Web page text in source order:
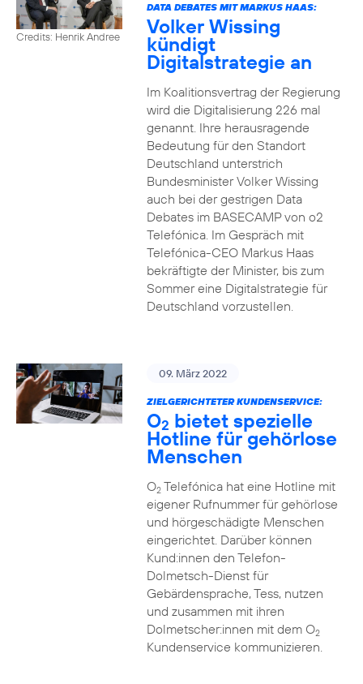
Credits: Henrik Andree
DATA DEBATES MIT MARKUS HAAS:
Volker Wissing
kündigt
Digitalstrategie an
Im Koalitionsvertrag der Regierung
wird die Digitalisierung 226 mal
genannt. Ihre herausragende
Bedeutung für den Standort
Deutschland unterstrich
Bundesminister Volker Wissing
auch bei der gestrigen Data
Debates im BASECAMP von o2
Telefónica. Im Gespräch mit
Telefónica-CEO Markus Haas
bekräftigte der Minister, bis zum
Sommer eine Digitalstrategie für
Deutschland vorzustellen.
09. März 2022
ZIELGERICHTETER KUNDENSERVICE:
O2 bietet spezielle
Hotline für gehörlose
Menschen
O2Telefónica hat eine Hotline mit
eigener Rufnummer für gehörlose
und hörgeschädigte Menschen
eingerichtet. Darüber können
Kund:innen den Telefon-
Dolmetsch-Dienst für
Gebärdensprache, Tess, nutzen
und zusammen mit ihren
Dolmetscher:innen mit dem O2
Kundenservice kommunizieren.